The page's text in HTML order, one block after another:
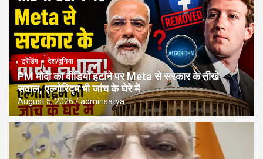
ट्रेंडिंग देश/दुनिया
PM मोदी का वीडियो हटाने पर Meta से सरकार के तीखे
सवाल, एल्गोरिद्म भी जांच के घेरे में
August 5, 2026 adminsatya